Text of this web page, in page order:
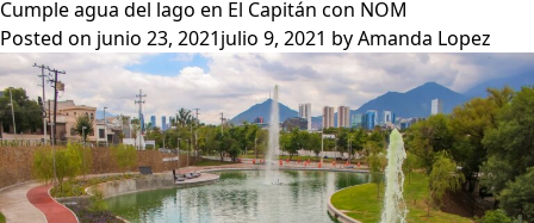
“El
por
Cumple agua del lago en El Capitán con NOM
Posted on junio 23, 2021julio 9, 2021 byAmanda Lopez